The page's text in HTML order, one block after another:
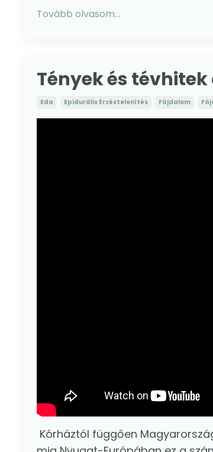
Tovább olvasom...
Tények és
Eda Epidurális Érzéstelenítés Fájdalom
Kórháztól függően